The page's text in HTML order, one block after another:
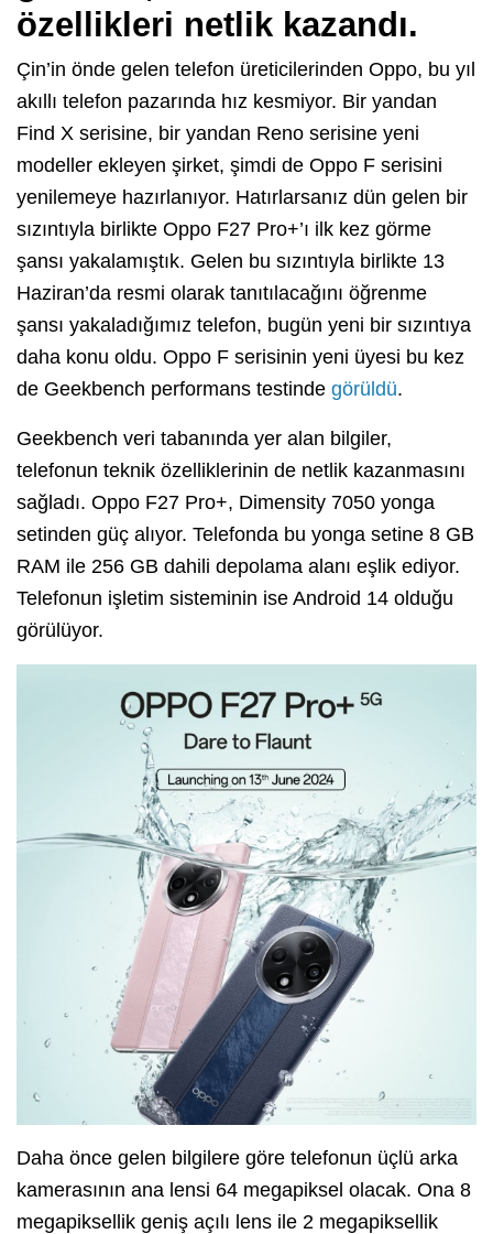
özellikleri netlik kazandı.
Çin’in önde gelen telefon üreticilerinden Oppo, bu yıl
akıllı telefon pazarında hız kesmiyor. Bir yandan
Find X serisine, bir yandan Reno serisine yeni
modeller ekleyen şirket, şimdi de Oppo F serisini
yenilemeye hazırlanıyor. Hatırlarsanız dün gelen bir
sızıntıyla birlikte Oppo F27 Pro+’ı ilk kez görme
şansı yakalamıştık. Gelen bu sızıntıyla birlikte 13
Haziran’da resmi olarak tanıtılacağını öğrenme
şansı yakaladığımız telefon, bugün yeni bir sızıntıya
daha konu oldu. Oppo F serisinin yeni üyesi bu kez
de Geekbench performans testinde görüldü.
Geekbench veri tabanında yer alan bilgiler,
telefonun teknik özelliklerinin de netlik kazanmasını
sağladı. Oppo F27 Pro+, Dimensity 7050 yonga
setinden güç alıyor. Telefonda bu yonga setine 8 GB
RAM ile 256 GB dahili depolama alanı eşlik ediyor.
Telefonun işletim sisteminin ise Android 14 olduğu
görülüyor.
Daha önce gelen bilgilere göre telefonun üçlü arka
kamerasının ana lensi 64 megapiksel olacak. Ona 8
megapiksellik geniş açılı lens ile 2 megapiksellik